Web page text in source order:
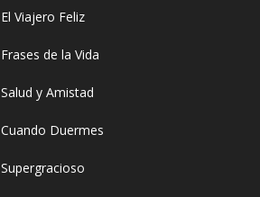
El Viajero Feliz
Frases de la Vida
Salud y Amistad
Cuando Duermes
Supergracioso